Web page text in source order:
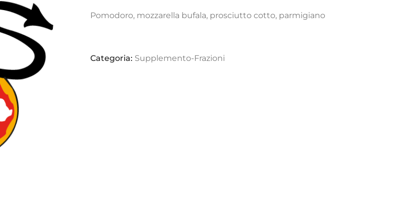
Pomodoro, mozzarella bufala, prosciutto cotto, parmigiano
Categoria: Supplemento-Frazioni